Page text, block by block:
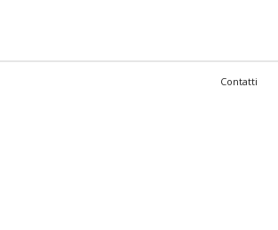
Contatti